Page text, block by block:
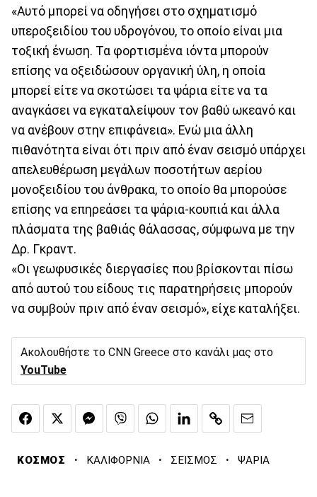
«Αυτό μπορεί να οδηγήσει στο σχηματισμό
υπεροξειδίου του υδρογόνου, το οποίο είναι μια
τοξική ένωση. Τα φορτισμένα ιόντα μπορούν
επίσης να οξειδώσουν οργανική ύλη, η οποία
μπορεί είτε να σκοτώσει τα ψάρια είτε να τα
αναγκάσει να εγκαταλείψουν τον βαθύ ωκεανό και
να ανέβουν στην επιφάνεια». Ενώ μια άλλη
πιθανότητα είναι ότι πριν από έναν σεισμό υπάρχει
απελευθέρωση μεγάλων ποσοτήτων αερίου
μονοξειδίου του άνθρακα, το οποίο θα μπορούσε
επίσης να επηρεάσει τα ψάρια-κουπιά και άλλα
πλάσματα της βαθιάς θάλασσας, σύμφωνα με την
Δρ. Γκραντ.
«Οι γεωφυσικές διεργασίες που βρίσκονται πίσω
από αυτού του είδους τις παρατηρήσεις μπορούν
να συμβούν πριν από έναν σεισμό», είχε καταλήξει.
Ακολουθήστε το CNN Greece στο κανάλι μας στο
YouTube
ΚΟΣΜΟΣ · ΚΑΛΙΦΟΡΝΙΑ · ΣΕΙΣΜΟΣ · ΨΑΡΙΑ